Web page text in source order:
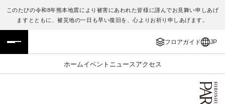
このたびの令和8年熊本地震により被害にあわれた皆様に謹んでお見舞い申しあげ
ますとともに、被災地の一日も早い復旧を、心よりお祈り申しあげます。
フロアガイド JP
ホームイベント ニュース アクセス
フロアガイド
施設案内・アクセス
ENGLISH
繁体字